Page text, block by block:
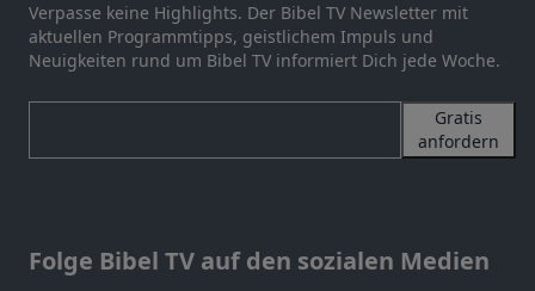
Verpasse keine Highlights. Der Bibel TV Newsletter mit
aktuellen Programmtipps, geistlichem Impuls und
Neuigkeiten rund um Bibel TV informiert Dich jede Woche.
Gratis
anfordern
Folge Bibel TV auf den sozialen Medien